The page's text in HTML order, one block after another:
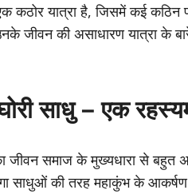
कठोर यात्रा है, जिसमें कई कठिन
जीवन की असाधारण यात्रा के
साधु – एक
जीवन समाज के मुख्यधारा से
साधुओं की तरह महाकुंभ के आकर्षण